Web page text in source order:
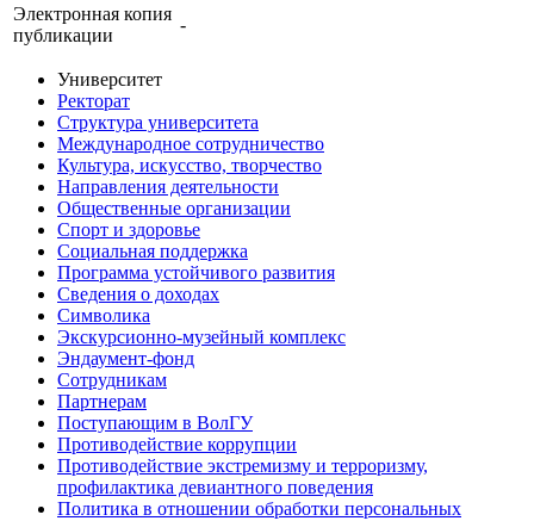
Электронная копия
публикации
-
Университет
Ректорат
Структура университета
Международное сотрудничество
Культура, искусство, творчество
Направления деятельности
Общественные организации
Спорт и здоровье
Социальная поддержка
Программа устойчивого развития
Сведения о доходах
Символика
Экскурсионно-музейный комплекс
Эндаумент-фонд
Сотрудникам
Партнерам
Поступающим в ВолГУ
Противодействие коррупции
Противодействие экстремизму и терроризму,
профилактика девиантного поведения
Политика в отношении обработки персональных